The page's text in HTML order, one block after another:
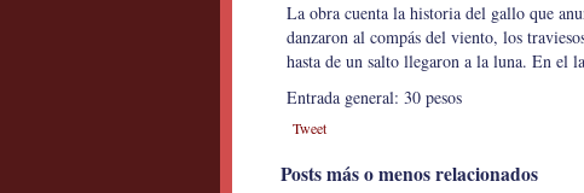
La obra cuenta la historia del gallo que
danzaron al compás del viento, los
hasta de un salto llegaron a la luna. En el
Entrada general: 30 pesos
Tweet
Posts más o menos relacionados